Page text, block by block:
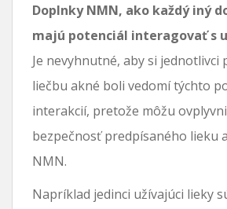
Doplnky NMN, ako každý iný
majú potenciál interagovať s
Je nevyhnutné, aby si jednotlivci
liečbu akné boli vedomí týchto
interakcií, pretože môžu
bezpečnosť predpísaného lieku
NMN.
Napríklad jedinci užívajúci lieky